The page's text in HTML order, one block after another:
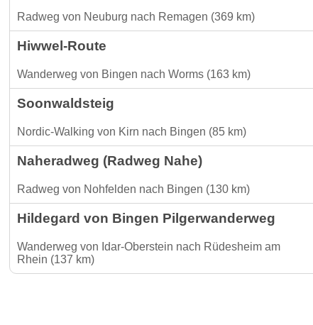
Radweg von Neuburg nach Remagen (369 km)
Hiwwel-Route
Wanderweg von Bingen nach Worms (163 km)
Soonwaldsteig
Nordic-Walking von Kirn nach Bingen (85 km)
Naheradweg (Radweg Nahe)
Radweg von Nohfelden nach Bingen (130 km)
Hildegard von Bingen Pilgerwanderweg
Wanderweg von Idar-Oberstein nach Rüdesheim am
Rhein (137 km)